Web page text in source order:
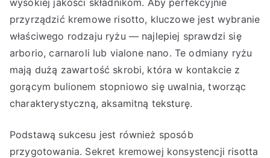
wysokiej jakości składnikom. Aby perfekcyjnie
przyrządzić kremowe risotto, kluczowe jest wybranie
właściwego rodzaju ryżu — najlepiej sprawdzi się
arborio, carnaroli lub vialone nano. Te odmiany ryżu
mają dużą zawartość skrobi, która w kontakcie z
gorącym bulionem stopniowo się uwalnia, tworząc
charakterystyczną, aksamitną teksturę.
Podstawą sukcesu jest również sposób
przygotowania. Sekret kremowej konsystencji risotta